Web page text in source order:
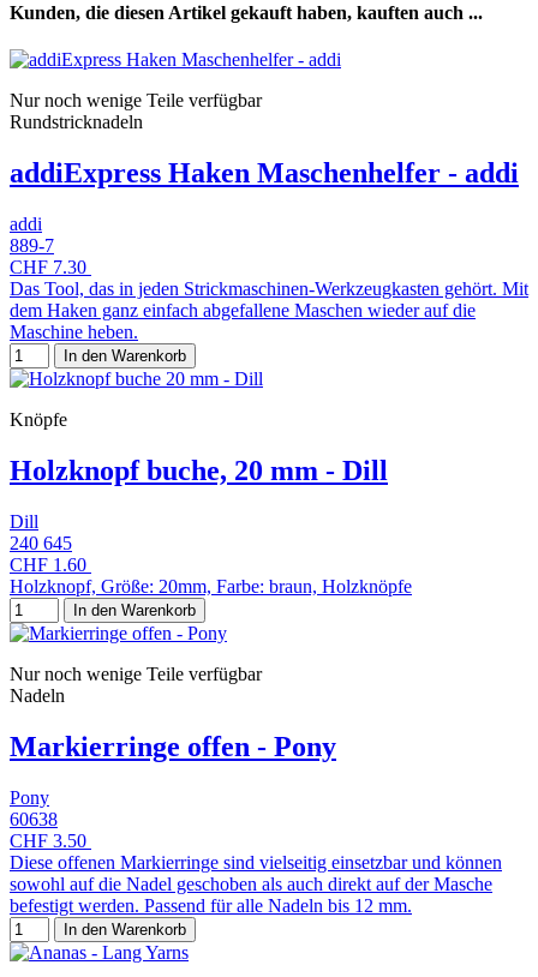
Kunden, die diesen Artikel gekauft haben, kauften auch ...
Nur noch wenige Teile verfügbar
Rundstricknadeln
addiExpress Haken Maschenhelfer - addi
addi
889-7
CHF 7.30
Das Tool, das in jeden Strickmaschinen-Werkzeugkasten gehört. Mit
dem Haken ganz einfach abgefallene Maschen wieder auf die
Maschine heben.
In den Warenkorb
Knöpfe
Holzknopf buche, 20 mm - Dill
Dill
240 645
CHF 1.60
Holzknopf, Größe: 20mm, Farbe: braun, Holzknöpfe
In den Warenkorb
Nur noch wenige Teile verfügbar
Nadeln
Markierringe offen - Pony
Pony
60638
CHF 3.50
Diese offenen Markierringe sind vielseitig einsetzbar und können
sowohl auf die Nadel geschoben als auch direkt auf der Masche
befestigt werden. Passend für alle Nadeln bis 12 mm.
In den Warenkorb